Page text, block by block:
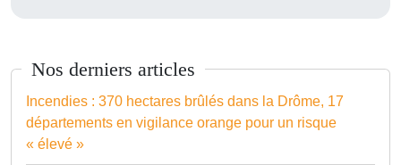
Nos derniers articles
Incendies : 370 hectares brûlés dans la Drôme, 17
départements en vigilance orange pour un risque
« élevé »